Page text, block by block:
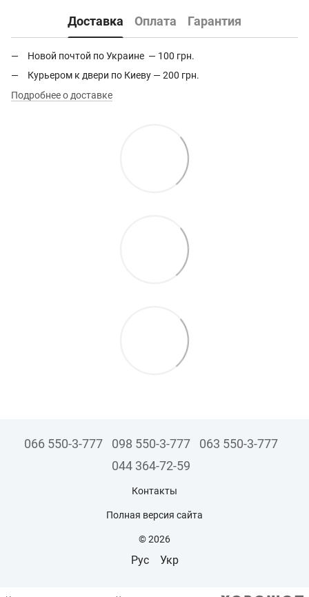
Доставка Оплата Гарантия
Новой почтой по Украине — 100 грн.
Курьером к двери по Киеву — 200 грн.
Подробнее о доставке
066 550-3-777 098 550-3-777
063 550-3-777
044 364-72-59
Контакты
Полная версия сайта
© 2026
Рус Укр